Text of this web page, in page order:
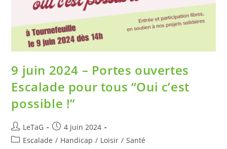
9 juin 2024 – Portes ouvertes
Escalade pour tous “Oui c’est
possible !”
LeTaG
4 juin 2024
Escalade / Handicap / Loisir / Santé